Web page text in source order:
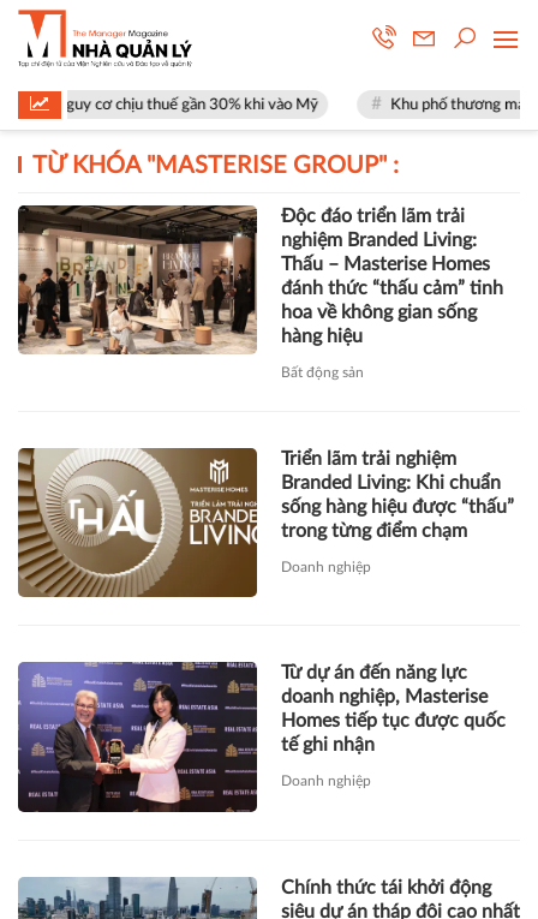
nguy cơ chịu thuế gần 30% khi vào Mỹ Khu phố thương mại SOHO
TỪ KHÓA " MASTERISE GROUP" :
Độc đáo triển lãm trải
nghiệm Branded Living:
Thấu – Masterise Homes
đánh thức “thấu cảm” tinh
hoa về không gian sống
hàng hiệu
Bất động sản
Triển lãm trải nghiệm
Branded Living: Khi chuẩn
sống hàng hiệu được “thấu”
trong từng điểm chạm
Doanh nghiệp
Từ dự án đến năng lực
doanh nghiệp, Masterise
Homes tiếp tục được quốc
tế ghi nhận
Doanh nghiệp
Chính thức tái khởi động
siêu dự án tháp đôi cao nhất